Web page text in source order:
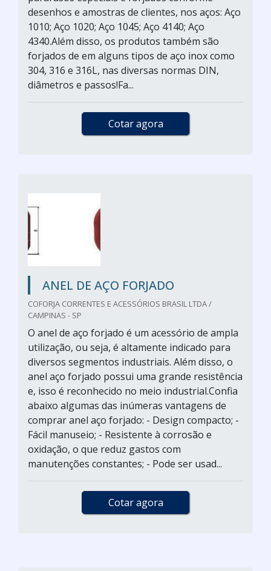
desenhos e amostras de clientes, nos aços: Aço
1010; Aço 1020; Aço 1045; Aço 4140; Aço
4340.Além disso, os produtos também são
forjados de em alguns tipos de aço inox como
304, 316 e 316L, nas diversas normas DIN,
diâmetros e passos!Fa...
Cotar agora
ANEL DE AÇO FORJADO
COFORJA CORRENTES E ACESSÓRIOS BRASIL LTDA /
CAMPINAS - SP
O anel de aço forjado é um acessório de ampla
utilização, ou seja, é altamente indicado para
diversos segmentos industriais. Além disso, o
anel aço forjado possui uma grande resistência
e, isso é reconhecido no meio industrial.Confia
abaixo algumas das inúmeras vantagens de
comprar anel aço forjado: - Design compacto; -
Fácil manuseio; - Resistente à corrosão e
oxidação, o que reduz gastos com
manutenções constantes; - Pode ser usad...
Cotar agora